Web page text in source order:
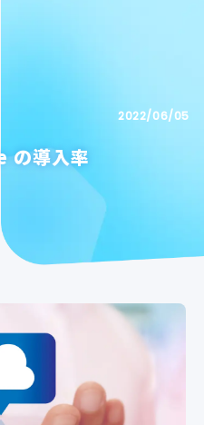
2022/06/05
の導入率